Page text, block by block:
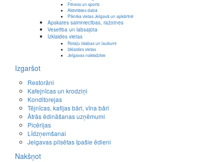
Fitness un sports
Aktivitātes dabā
Piknika vietas Jelgavā un apkārtnē
Apskates saimniecības, ražotnes
Veselība un labsajūta
Izklaides vietas
Rotaļu istabas un laukumi
Izklaides vietas
Jelgavas naktsdzīve
Izgaršot
Restorāni
Kafejnīcas un krodziņi
Konditorejas
Tējnīcas, kafijas bāri, vīna bāri
Ātrās ēdināšanas uzņēmumi
Picērijas
Līdzņemšanai
Jelgavas pilsētas īpašie ēdieni
Nakšņot